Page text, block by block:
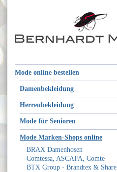
Mode online bestellen
Damenbekleidung
Herrenbekleidung
Mode für Senioren
Mode Marken-Shops online
BRAX Damenhosen
Comtessa, ASCAFA, Comte
BTX Group - Brandtex & Share